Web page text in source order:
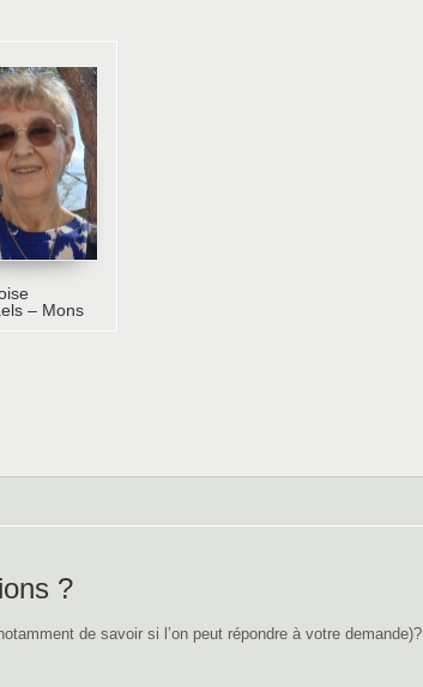
– Mons
?
de savoir si l’on peut répondre à votre demande)?